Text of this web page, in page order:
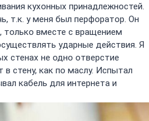
кухонных принадлежностей.
т.к. у меня был перфоратор. Он
только вместе с вращением
ударные действия. Я
стенах не одно отверстие
в стену, как по маслу. Испытал
кабель для интернета и